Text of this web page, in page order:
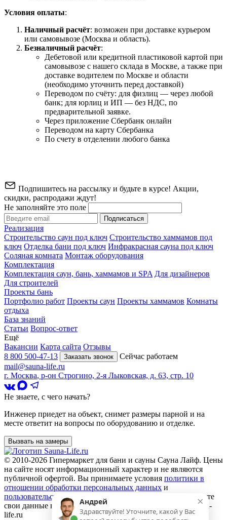
Условия оплаты:
Наличный расчёт: возможен при доставке курьером
или самовывозе (Москва и область).
Безналичный расчёт:
Дебетовой или кредитной пластиковой картой при
самовывозе с нашего склада в Москве, а также при
доставке водителем по Москве и области
(необходимо уточнить перед доставкой)
Переводом по счёту: для физлиц — через любой
банк; для юрлиц и ИП — без НДС, по
предварительной заявке.
Через приложение Сбербанк онлайн
Переводом на карту Сбербанка
По счету в отделении любого банка
Подпишитесь на рассылку и будьте в курсе! Акции,
скидки, распродажи ждут!
Не заполняйте это поле
Подписаться
Реализация
Строительство саун под ключ Строительство хаммамов под
ключ Отделка бани под ключ Инфракрасная сауна под ключ
Соляная комната Монтаж оборудования
Комплектация
Комплектация саун, бань, хаммамов и SPA Для дизайнеров
Для строителей
Проекты бань
Портфолио работ Проекты саун Проекты хаммамов Комнаты
отдыха
База знаний
Статьи Вопрос-ответ
Ещё
Вакансии Карта сайта Отзывы
8 800 500-47-13
Заказать звонок
Сейчас работаем
mail@sauna-life.ru
г. Москва, р-он Строгино, 2-я Лыковская, д. 63, стр. 10
Не знаете, с чего начать?
Инженер приедет на объект, снимет размеры парной и на
месте ответит на вопросы по оборудованию и отделке.
Вызвать на замеры
© 2010-2026 Гипермаркет для бани и сауны Сауна Лайф. Цены
на сайте носят информационный характер и не являются
публичной офертой. Вы принимаете условия политики в
отношении обработки персональных данных и
пользовательского соглашения
каждый раз, когда оставляете
свои данные в любой форме обратной связи на сайте sauna-
life.ru
×
Андрей
Здравствуйте! Уточните, какой у Вас